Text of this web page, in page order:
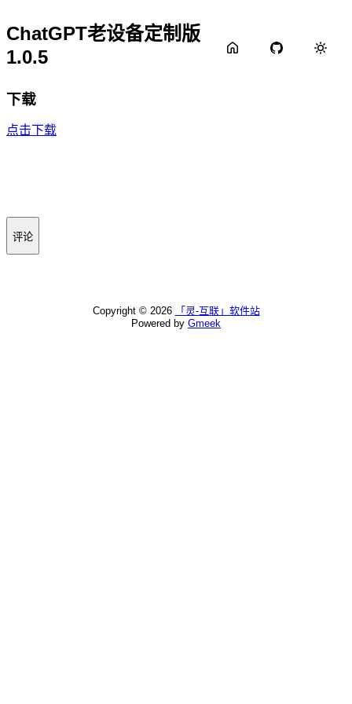
ChatGPT老设备定制版
1.0.5
下载
点击下载
评论
Copyright © 2026
「灵-互联」软件站
Powered by Gmeek